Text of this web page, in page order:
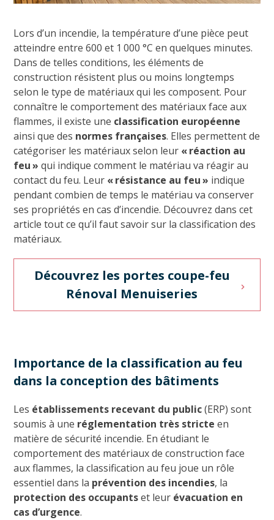
Lors d’un incendie, la température d’une pièce peut
atteindre entre 600 et 1 000 °C en quelques minutes.
Dans de telles conditions, les éléments de
construction résistent plus ou moins longtemps
selon le type de matériaux qui les composent. Pour
connaître le comportement des matériaux face aux
flammes, il existe une classification européenne
ainsi que des normes françaises. Elles permettent de
catégoriser les matériaux selon leur « réaction au
feu » qui indique comment le matériau va réagir au
contact du feu. Leur « résistance au feu » indique
pendant combien de temps le matériau va conserver
ses propriétés en cas d’incendie. Découvrez dans cet
article tout ce qu’il faut savoir sur la classification des
matériaux.
Découvrez les portes coupe-feu
Rénoval Menuiseries
Importance de la classification au feu
dans la conception des bâtiments
Les établissements recevant du public(ERP) sont
soumis à une réglementation très stricte en
matière de sécurité incendie. En étudiant le
comportement des matériaux de construction face
aux flammes, la classification au feu joue un rôle
essentiel dans la prévention des incendies, la
protection des occupantset leur évacuation en
cas d’urgence.